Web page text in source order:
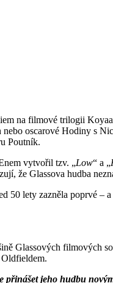
na filmové trilogii
oscarové Hodiny s
Poutník.
vytvořil tzv. „Low“ a „
že Glassova hudba
lety zazněla poprvé –
Glassových filmových
přinášet jeho hudbu